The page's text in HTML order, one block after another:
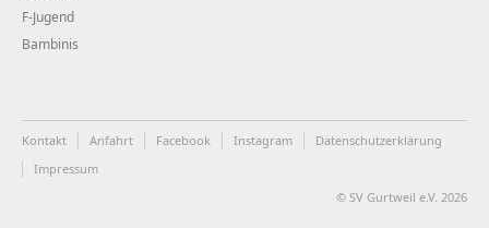
F-Jugend
Bambinis
Kontakt Anfahrt Facebook Instagram
Datenschutzerklärung
Impressum
© SV Gurtweil e.V. 2026